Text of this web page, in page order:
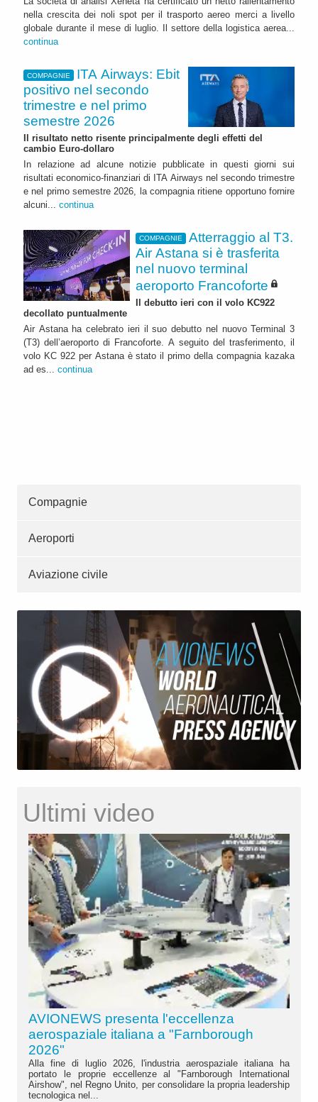
nella crescita dei noli spot per il trasporto aereo merci a livello
globale durante il mese di luglio. Il settore della logistica aerea...
continua
COMPAGNIE
ITA Airways: Ebit
positivo nel secondo
trimestre e nel primo
semestre 2026
Il risultato netto risente principalmente degli effetti del
cambio Euro-dollaro
In relazione ad alcune notizie pubblicate in questi giorni sui
risultati economico-finanziari di ITA Airways nel secondo trimestre
e nel primo semestre 2026, la compagnia ritiene opportuno fornire
alcuni... continua
COMPAGNIE
Atterraggio al T3.
Air Astana si è trasferita
nel nuovo terminal
aeroporto Francoforte
Il debutto ieri con il volo KC922
decollato puntualmente
Air Astana ha celebrato ieri il suo debutto nel nuovo Terminal 3
(T3) dell’aeroporto di Francoforte. A seguito del trasferimento, il
volo KC 922 per Astana è stato il primo della compagnia kazaka
ad es... continua
Compagnie
Aeroporti
Aviazione civile
Ultimi video
AVIONEWS presenta l'eccellenza
aerospaziale italiana a "Farnborough
2026"
Alla fine di luglio 2026, l'industria aerospaziale italiana ha
portato le proprie eccellenze al "Farnborough International
Airshow", nel Regno Unito, per consolidare la propria leadership
tecnologica nel...